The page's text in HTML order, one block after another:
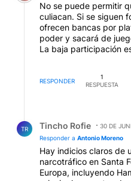
No se puede permitir
culiacan. Si se siguen formando partidos políticos que
ofrecen bancas por
poder y sacará de
La baja participación
gente vota, porque
un boca
RESPONDER
1
RESPUESTA
TR Tincho Rofie
30 DE
Responder a Antonio Moreno
Hay indicios claros de
narcotráfico en Santa
Europa, incluyendo